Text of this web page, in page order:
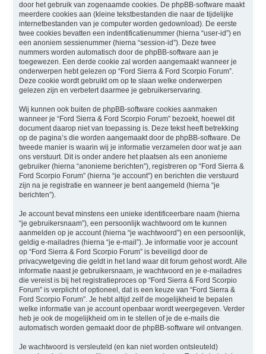
door het gebruik van zogenaamde cookies. De phpBB-software maakt
meerdere cookies aan (kleine tekstbestanden die naar de tijdelijke
internetbestanden van je computer worden gedownload). De eerste
twee cookies bevatten een indentificatienummer (hierna “user-id”) en
een anoniem sessienummer (hierna “session-id”). Deze twee
nummers worden automatisch door de phpBB-software aan je
toegewezen. Een derde cookie zal worden aangemaakt wanneer je
onderwerpen hebt gelezen op “Ford Sierra & Ford Scorpio Forum”.
Deze cookie wordt gebruikt om op te slaan welke onderwerpen
gelezen zijn en verbetert daarmee je gebruikerservaring.
Wij kunnen ook buiten de phpBB-software cookies aanmaken
wanneer je “Ford Sierra & Ford Scorpio Forum” bezoekt, hoewel dit
document daarop niet van toepassing is. Deze tekst heeft betrekking
op de pagina’s die worden aangemaakt door de phpBB-software. De
tweede manier is waarin wij je informatie verzamelen door wat je aan
ons verstuurt. Dit is onder andere het plaatsen als een anonieme
gebruiker (hierna “anonieme berichten”), registreren op “Ford Sierra &
Ford Scorpio Forum” (hierna “je account”) en berichten die verstuurd
zijn na je registratie en wanneer je bent aangemeld (hierna “je
berichten”).
Je account bevat minstens een unieke identificeerbare naam (hierna
“je gebruikersnaam”), een persoonlijk wachtwoord om te kunnen
aanmelden op je account (hierna “je wachtwoord”) en een persoonlijk,
geldig e-mailadres (hierna “je e-mail”). Je informatie voor je account
op “Ford Sierra & Ford Scorpio Forum” is beveiligd door de
privacywetgeving die geldt in het land waar dit forum gehost wordt. Alle
informatie naast je gebruikersnaam, je wachtwoord en je e-mailadres
die vereist is bij het registratieproces op “Ford Sierra & Ford Scorpio
Forum” is verplicht of optioneel, dat is een keuze van “Ford Sierra &
Ford Scorpio Forum”. Je hebt altijd zelf de mogelijkheid te bepalen
welke informatie van je account openbaar wordt weergegeven. Verder
heb je ook de mogelijkheid om in te stellen of je de e-mails die
automatisch worden gemaakt door de phpBB-software wil ontvangen.
Je wachtwoord is versleuteld (en kan niet worden ontsleuteld)